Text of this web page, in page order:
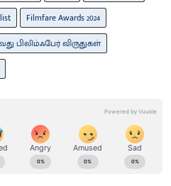
Filmfare Awards 2024
பிலிம்ஃபேர் விருதுகள்